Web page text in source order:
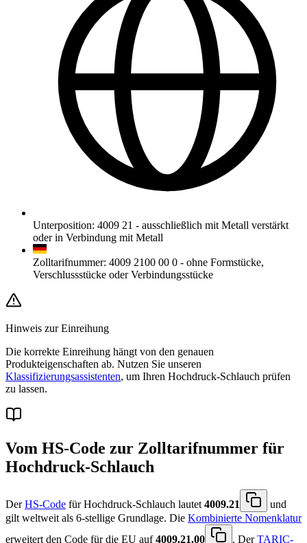
Unterposition: 4009 21 - ausschließlich mit Metall verstärkt
oder in Verbindung mit Metall
Zolltarifnummer: 4009 2100 00 0 - ohne Formstücke,
Verschlussstücke oder Verbindungsstücke
Hinweis zur Einreihung
Die korrekte Einreihung hängt von den genauen
Produkteigenschaften ab. Nutzen Sie unseren
Klassifizierungsassistenten, um Ihren Hochdruck-Schlauch prüfen
zu lassen.
Vom HS-Code zur Zolltarifnummer für
Hochdruck-Schlauch
DerHS-Code für Hochdruck-Schlauch lautet4009.21
und
gilt weltweit als 6-stellige Grundlage. Die Kombinierte Nomenklatur
erweitert den Code für die EU auf4009.21.00 . DerTARIC-